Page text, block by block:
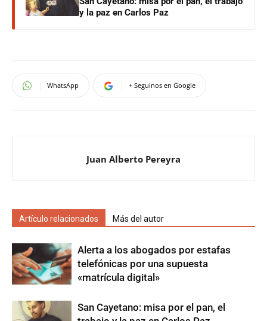
y la paz en Carlos Paz
WhatsApp + Seguinos en Google
Juan Alberto Pereyra
Artículo relacionados Más del autor
Alerta a los abogados por estafas
telefónicas por una supuesta
«matrícula digital»
San Cayetano: misa por el pan, el